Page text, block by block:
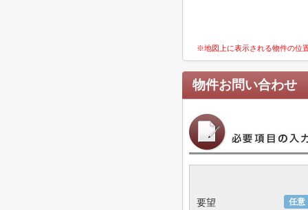
※地図上に表示される物件の位
物件お問い合わせ
任意
要望